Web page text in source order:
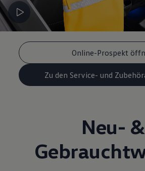
Online-Prospekt
Zu den Service- und
Neu- &